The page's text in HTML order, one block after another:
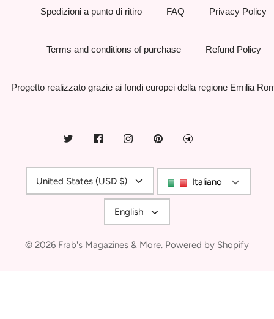
Spedizioni a punto di ritiro FAQ Privacy Policy
Terms and conditions of purchase Refund Policy
Progetto realizzato grazie ai fondi europei della regione Emilia
Currency
United States (USD $) Italiano
Language
English
© 2026 Frab's Magazines & More. Powered by Shopify